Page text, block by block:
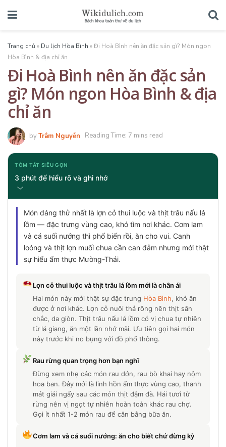
Trang chủ » Du lịch Hòa Bình »Đi Hoà Bình nên ăn đặc sản gì? Món ngon
Hòa Bình & địa chỉ ăn
Đi Hoà Bình nên ăn đặc sản
gì? Món ngon Hòa Bình & địa
chỉ ăn
byTrâm Nguyễn Reading Time: 7 mins read
TÓM TẮT SIÊU GỌN
3 phút để hiểu rõ và ghi nhớ
Món đáng thử nhất là lợn cỏ thui luộc và thịt trâu nấu lá
lồm — đặc trưng vùng cao, khó tìm nơi khác. Cơm lam
và cá suối nướng thì phổ biến rồi, ăn cho vui. Canh
loóng và thịt lợn muối chua cần can đảm nhưng mới thật
sự hiểu ẩm thực Mường-Thái.
Lợn cỏ thui luộc và thịt trâu lá lồm mới là chân ái
Hai món này mới thật sự đặc trưng Hòa Bình, khó ăn
được ở nơi khác. Lợn cỏ nuôi thả rông nên thịt săn
chắc, da giòn. Thịt trâu nấu lá lồm có vị chua tự nhiên
từ lá giang, ăn một lần nhớ mãi. Ưu tiên gọi hai món
này trước khi no bụng với đồ phổ thông.
Rau rừng quan trọng hơn bạn nghĩ
Đừng xem nhẹ các món rau dớn, rau bò khai hay nộm
hoa ban. Đây mới là linh hồn ẩm thực vùng cao, thanh
mát giải ngấy sau các món thịt đậm đà. Hái tươi từ
rừng nên vị ngọt tự nhiên hoàn toàn khác rau chợ.
Gọi ít nhất 1-2 món rau để cân bằng bữa ăn.
Cơm lam và cá suối nướng: ăn cho biết chứ đừng kỳ